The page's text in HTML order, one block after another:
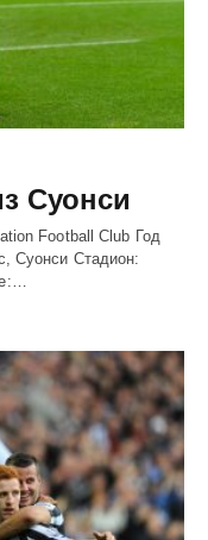
Суонси
Football Club Год
Суонси Стадион: